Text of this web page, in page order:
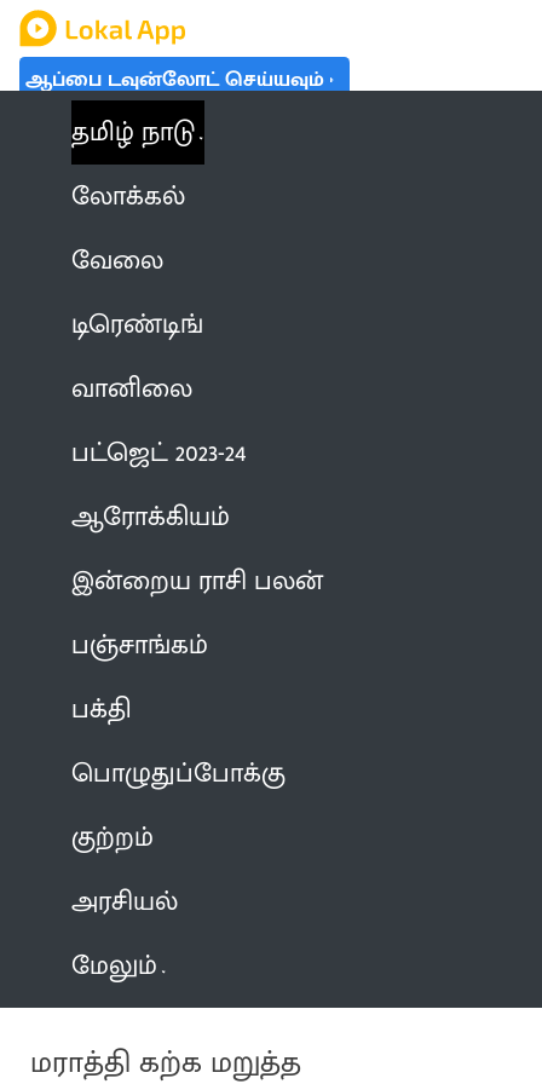
ஆப்பை டவுன்லோட் செய்யவும்
தமிழ் நாடு
லோக்கல்
வேலை
டிரெண்டிங்
வானிலை
பட்ஜெட் 2023-24
ஆரோக்கியம்
இன்றைய ராசி பலன்
பஞ்சாங்கம்
பக்தி
பொழுதுப்போக்கு
குற்றம்
அரசியல்
மேலும்
மராத்தி கற்க மறுத்த